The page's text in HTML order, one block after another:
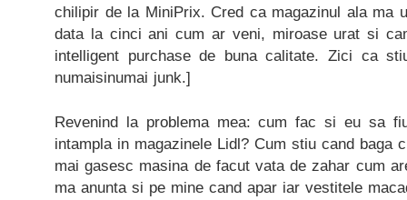
chilipir de la MiniPrix. Cred ca magazinul ala ma
data la cinci ani cum ar veni, miroase urat si
intelligent purchase de buna calitate. Zici ca
numaisinumai junk.]
Revenind la problema mea: cum fac si eu sa
intampla in magazinele Lidl? Cum stiu cand baga
mai gasesc masina de facut vata de zahar cum
ma anunta si pe mine cand apar iar vestitele